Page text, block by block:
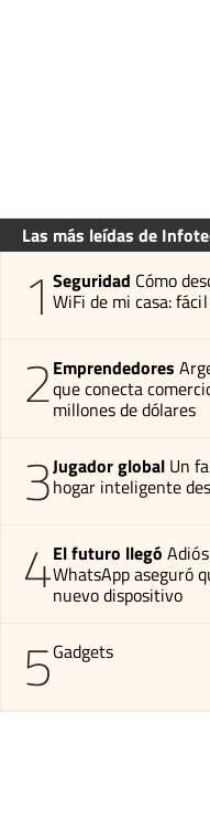
Las más leídas de
1 Seguridad Cómo
WiFi de mi casa:
2Emprendedores
que conecta
millones de dólares
3Jugador global Un
hogar inteligente
4El futuro llegó
WhatsApp aseguró
nuevo dispositivo
5Gadgets